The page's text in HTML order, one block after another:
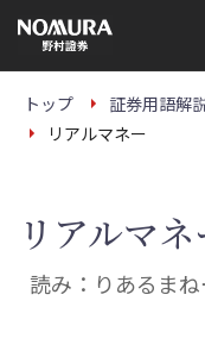
の
ー
トップ 証券用語解
リアルマネー
リアルマネ
読み：りあるまね